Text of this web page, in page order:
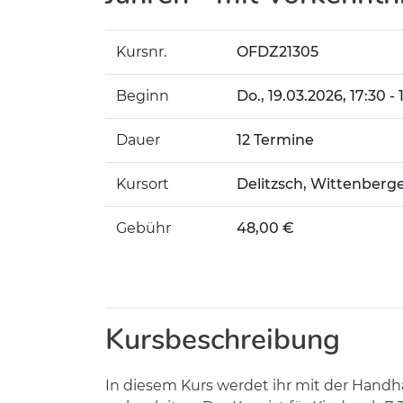
Kursnr. OFDZ21305
Beginn Do., 19.03.2026, 17:30 -
Dauer 12 Termine
Kursort Delitzsch,
Gebühr 48,00 €
Kursbeschreibung
In diesem Kurs werdet ihr mit der